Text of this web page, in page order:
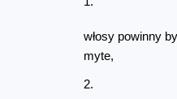
włosy powinny
myte,